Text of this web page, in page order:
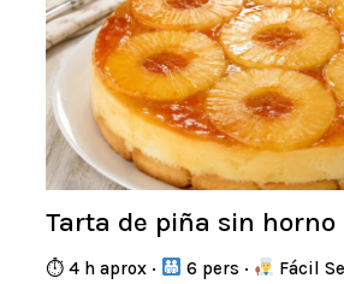
Tarta de piña sin horno
⏱ 4 h aprox · 6 pers ·
Fácil